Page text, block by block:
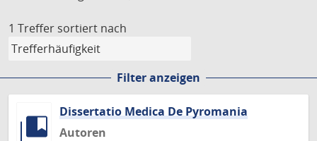
1 Treffer sortiert nach
Filter anzeigen
Dissertatio Medica De Pyromania
Autoren